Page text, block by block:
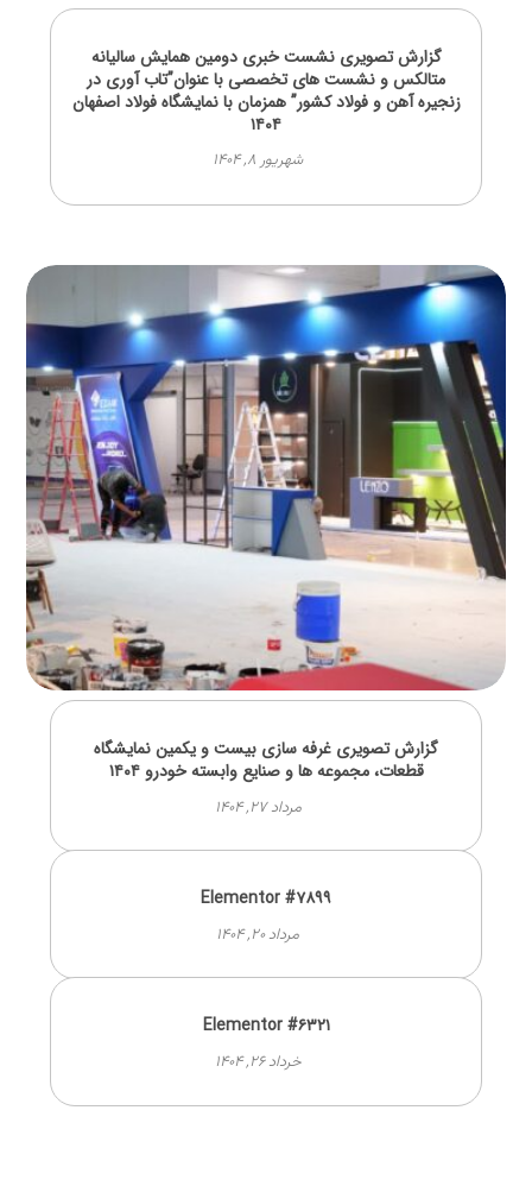
گزارش تصویری نشست خبری دومین همایش سالیانه
متالکس و نشست های تخصصی با عنوان”تاب آوری در
زنجیره آهن و فولاد کشور” همزمان با نمایشگاه فولاد اصفهان
۱۴۰۴
شهریور ۸, ۱۴۰۴
گزارش تصویری غرفه سازی بیست و یکمین نمایشگاه
قطعات، مجموعه ها و صنایع وابسته خودرو ۱۴۰۴
مرداد ۲۷, ۱۴۰۴
Elementor #۷۸۹۹
مرداد ۲۰, ۱۴۰۴
Elementor #۶۳۲۱
خرداد ۲۶, ۱۴۰۴